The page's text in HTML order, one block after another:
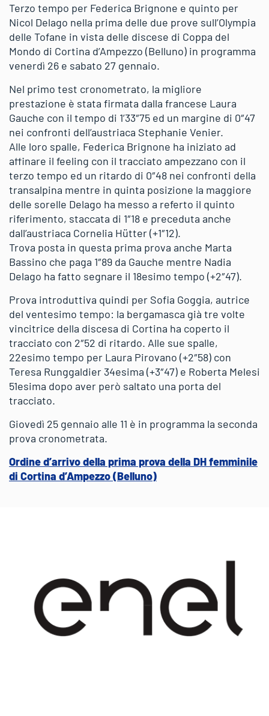
Terzo tempo per Federica Brignone e quinto per
Nicol Delago nella prima delle due prove sull’Olympia
delle Tofane in vista delle discese di Coppa del
Mondo di Cortina d’Ampezzo (Belluno) in programma
venerdì 26 e sabato 27 gennaio.
Nel primo test cronometrato, la migliore
prestazione è stata firmata dalla francese Laura
Gauche con il tempo di 1’33″75 ed un margine di 0″47
nei confronti dell’austriaca Stephanie Venier.
Alle loro spalle, Federica Brignone ha iniziato ad
affinare il feeling con il tracciato ampezzano con il
terzo tempo ed un ritardo di 0″48 nei confronti della
transalpina mentre in quinta posizione la maggiore
delle sorelle Delago ha messo a referto il quinto
riferimento, staccata di 1″18 e preceduta anche
dall’austriaca Cornelia Hütter (+1″12).
Trova posta in questa prima prova anche Marta
Bassino che paga 1″89 da Gauche mentre Nadia
Delago ha fatto segnare il 18esimo tempo (+2″47).
Prova introduttiva quindi per Sofia Goggia, autrice
del ventesimo tempo: la bergamasca già tre volte
vincitrice della discesa di Cortina ha coperto il
tracciato con 2″52 di ritardo. Alle sue spalle,
22esimo tempo per Laura Pirovano (+2″58) con
Teresa Runggaldier 34esima (+3″47) e Roberta Melesi
51esima dopo aver però saltato una porta del
tracciato.
Giovedì 25 gennaio alle 11 è in programma la seconda
prova cronometrata.
Ordine d’arrivo della prima prova della DH femminile
di Cortina d’Ampezzo (Belluno)